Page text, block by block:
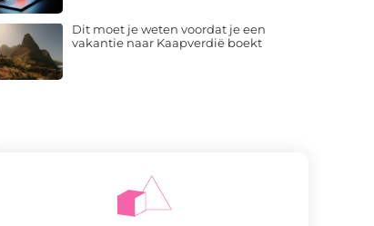
Dit moet je weten voordat je een
vakantie naar Kaapverdië boekt